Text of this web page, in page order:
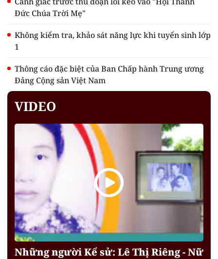
Đức Chúa Trời Mẹ"
Không kiểm tra, khảo sát năng lực khi tuyển sinh lớp
1
Thông cáo đặc biệt của Ban Chấp hành Trung ương
Đảng Cộng sản Việt Nam
VIDEO
Những người Kể sử: Lê Thị Riêng - Nữ